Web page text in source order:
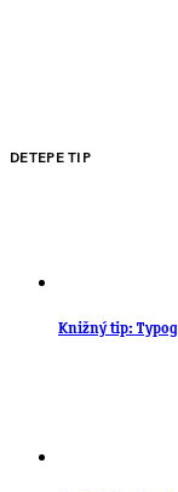
DETEPE TIP
Knižný tip: